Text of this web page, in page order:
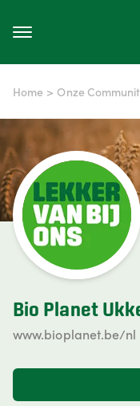
Home > Onze
Bio Planet
www.bioplanet.be/nl